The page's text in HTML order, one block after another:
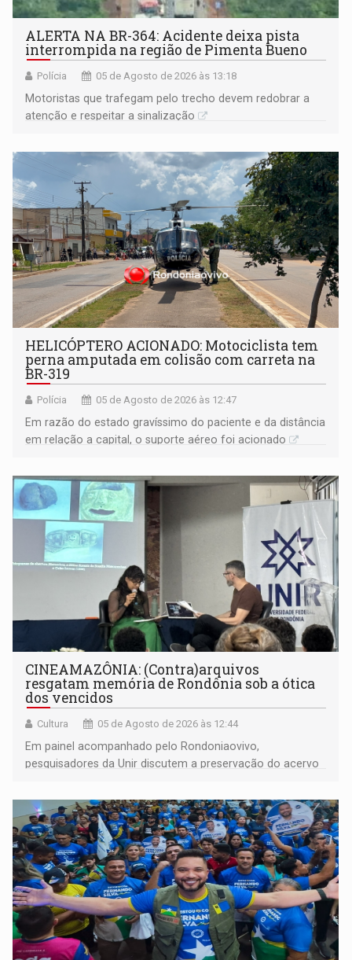
ALERTA NA BR-364: Acidente deixa pista
interrompida na região de Pimenta Bueno
Polícia 05 de Agosto de 2026 às 13:18
​Motoristas que trafegam pelo trecho devem redobrar a
atenção e respeitar a sinalização
HELICÓPTERO ACIONADO: Motociclista tem
perna amputada em colisão com carreta na
BR-319
Polícia 05 de Agosto de 2026 às 12:47
Em razão do estado gravíssimo do paciente e da distância
em relação a capital, o suporte aéreo foi acionado
CINEAMAZÔNIA: (Contra)arquivos
resgatam memória de Rondônia sob a ótica
dos vencidos
Cultura 05 de Agosto de 2026 às 12:44
Em painel acompanhado pelo Rondoniaovivo,
pesquisadores da Unir discutem a preservação do acervo
memória como bússola para o futuro